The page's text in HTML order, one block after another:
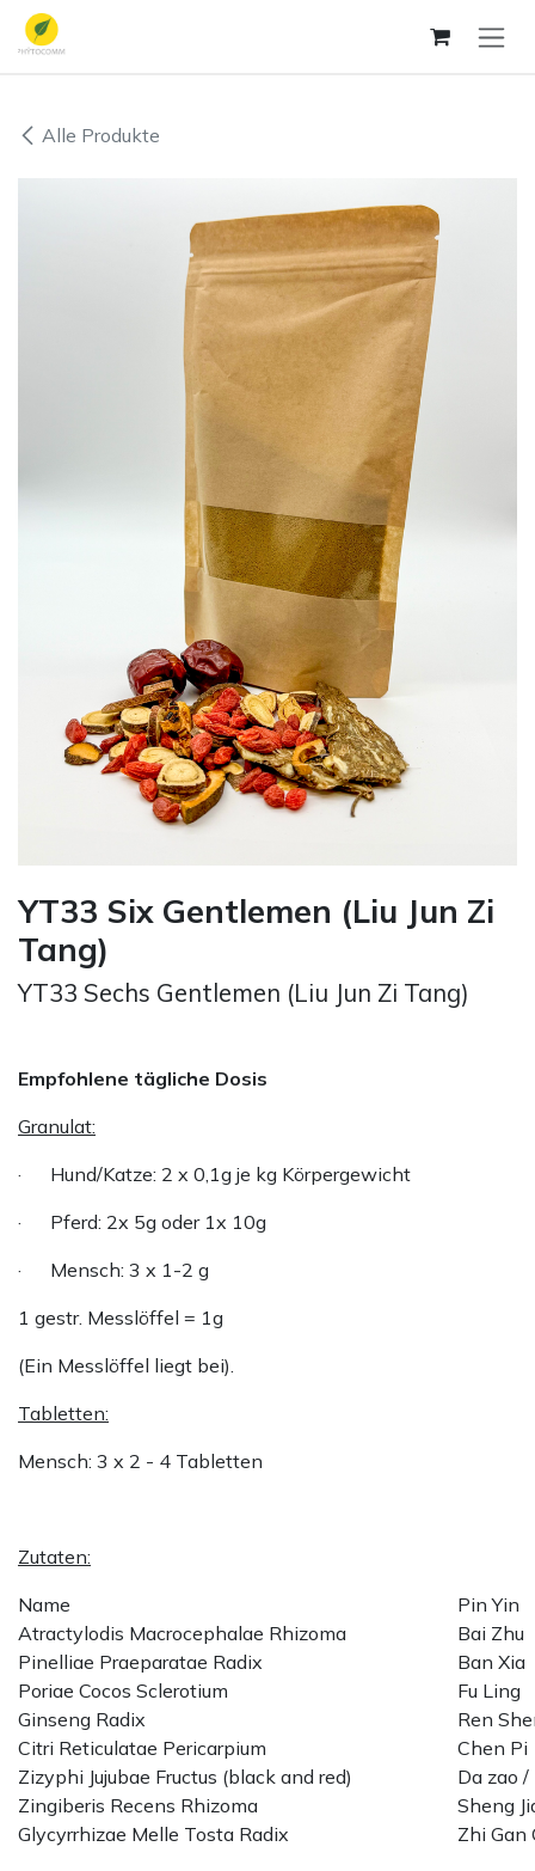
Zum Inhalt springen
Alle Produkte
YT33 Six Gentlemen (Liu Jun Zi
Tang)
YT33 Sechs Gentlemen (Liu Jun Zi Tang)
Empfohlene tägliche Dosis
Granulat:
· Hund/Katze: 2 x 0,1g je kg Körpergewicht
· Pferd: 2x 5g oder 1x 10g
· Mensch: 3 x 1-2 g
1 gestr. Messlöffel = 1g
(Ein Messlöffel liegt bei).
Tabletten:
Mensch: 3 x 2 - 4 Tabletten
Zutaten:
Name
Pin Yin
Atractylodis Macrocephalae Rhizoma
Bai Zhu
Pinelliae Praeparatae Radix
Ban Xia
Poriae Cocos Sclerotium
Fu Ling
Ginseng Radix
Ren
Citri Reticulatae Pericarpium
Chen Pi
Zizyphi Jujubae Fructus (black and red)
Da zao
Zingiberis Recens Rhizoma
Sheng
Glycyrrhizae Melle Tosta Radix
Zhi Gan